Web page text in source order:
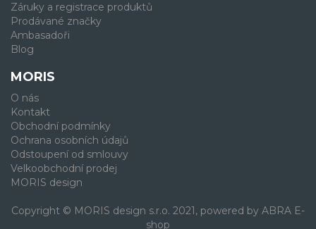
Záruky a registrace produktů
Prodávané značky
Ambasadoři
Blog
MORIS
O nás
Kontakt
Obchodní podmínky
Ochrana osobních údajů
Odstoupení od smlouvy
Velkoobchodní prodej
MORIS design
Copyright © MORIS design s.r.o. 2021, powered by ABRA E-
shop